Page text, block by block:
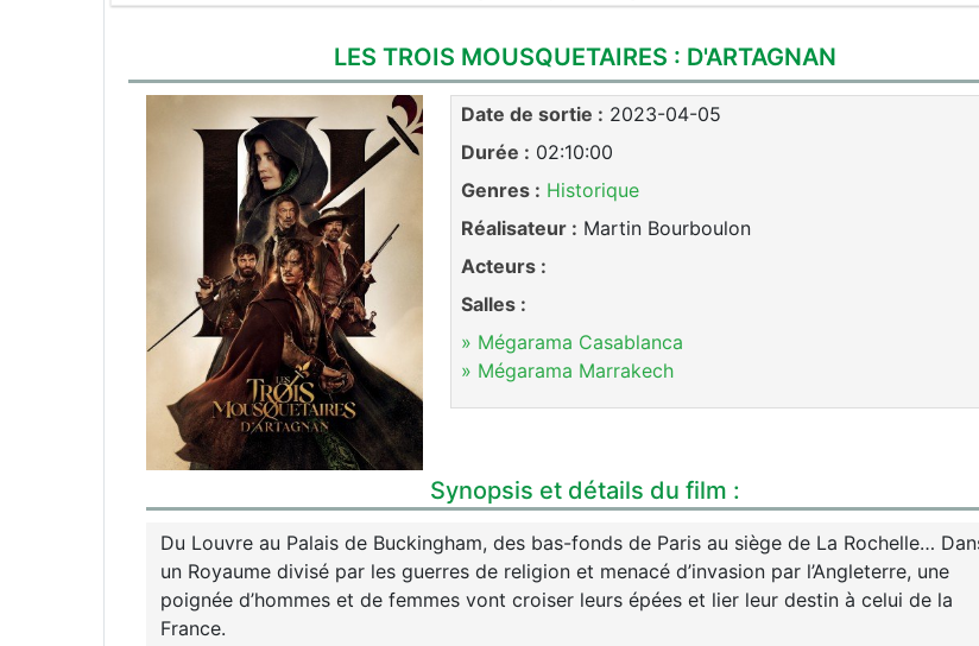
LES TROIS MOUSQUETAIRES : D'ARTAGNAN
Date de sortie : 2023-04-05
Durée : 02:10:00
Genres : Historique
Réalisateur : Martin Bourboulon
Acteurs :
Salles :
» Mégarama Casablanca
» Mégarama Marrakech
Synopsis et détails du film :
Du Louvre au Palais de Buckingham, des bas-fonds de Paris au siège de La Rochelle…
un Royaume divisé par les guerres de religion et menacé d’invasion par l’Angleterre, une
poignée d’hommes et de femmes vont croiser leurs épées et lier leur destin à celui de la
France.